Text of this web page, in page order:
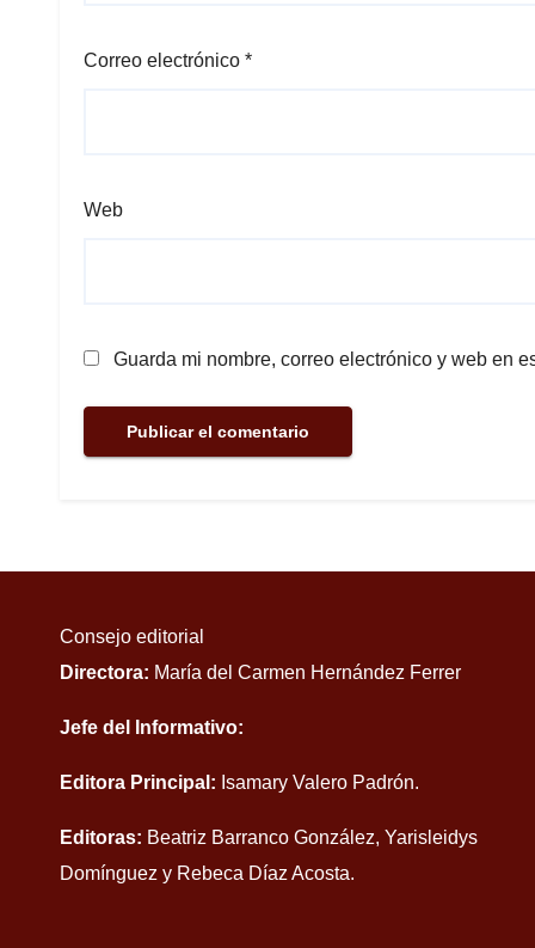
Correo electrónico *
Web
Guarda mi nombre, correo electrónico y web en
Consejo editorial
Directora: María del Carmen Hernández Ferrer
Jefe del Informativo:
Editora Principal: Isamary Valero Padrón.
Editoras: Beatriz Barranco González, Yarisleidys
Domínguez y Rebeca Díaz Acosta.